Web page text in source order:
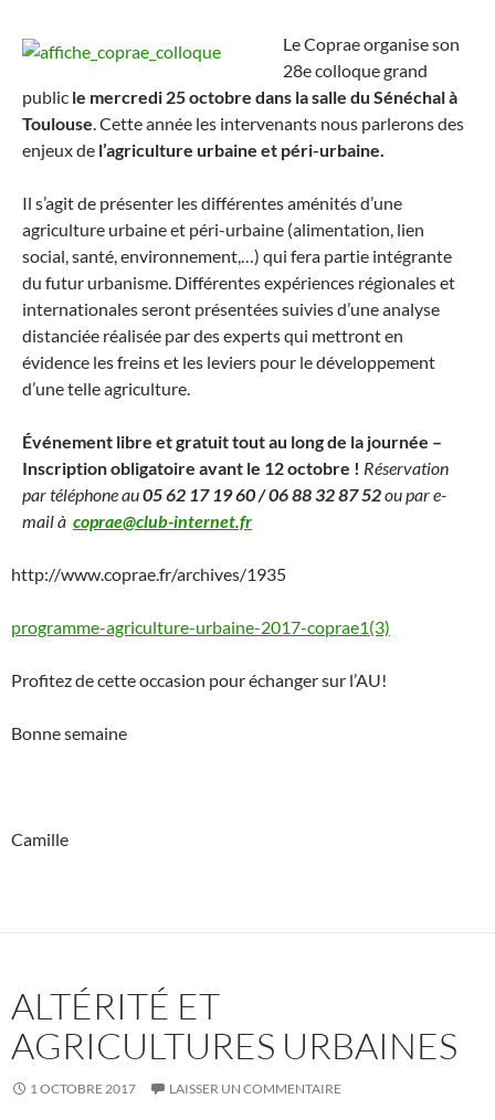
Le Coprae organise son
28e colloque grand
public le mercredi 25 octobre dans la salle du Sénéchal à
Toulouse. Cette année les intervenants nous parlerons des
enjeux de l’agriculture urbaine et péri-urbaine.
Il s’agit de présenter les différentes aménités d’une
agriculture urbaine et péri-urbaine (alimentation, lien
social, santé, environnement,…) qui fera partie intégrante
du futur urbanisme. Différentes expériences régionales et
internationales seront présentées suivies d’une analyse
distanciée réalisée par des experts qui mettront en
évidence les freins et les leviers pour le développement
d’une telle agriculture.
Événement libre et gratuit tout au long de la journée –
Inscription obligatoire avant le 12 octobre ! Réservation
par téléphone au05 62 17 19 60 / 06 88 32 87 52ou par e-
mail à coprae@club-internet.fr
http://www.coprae.fr/archives/1935
programme-agriculture-urbaine-2017-coprae1(3)
Profitez de cette occasion pour échanger sur l’AU!
Bonne semaine
Camille
ALTÉRITÉ ET
AGRICULTURES URBAINES
1 OCTOBRE 2017 LAISSER UN COMMENTAIRE